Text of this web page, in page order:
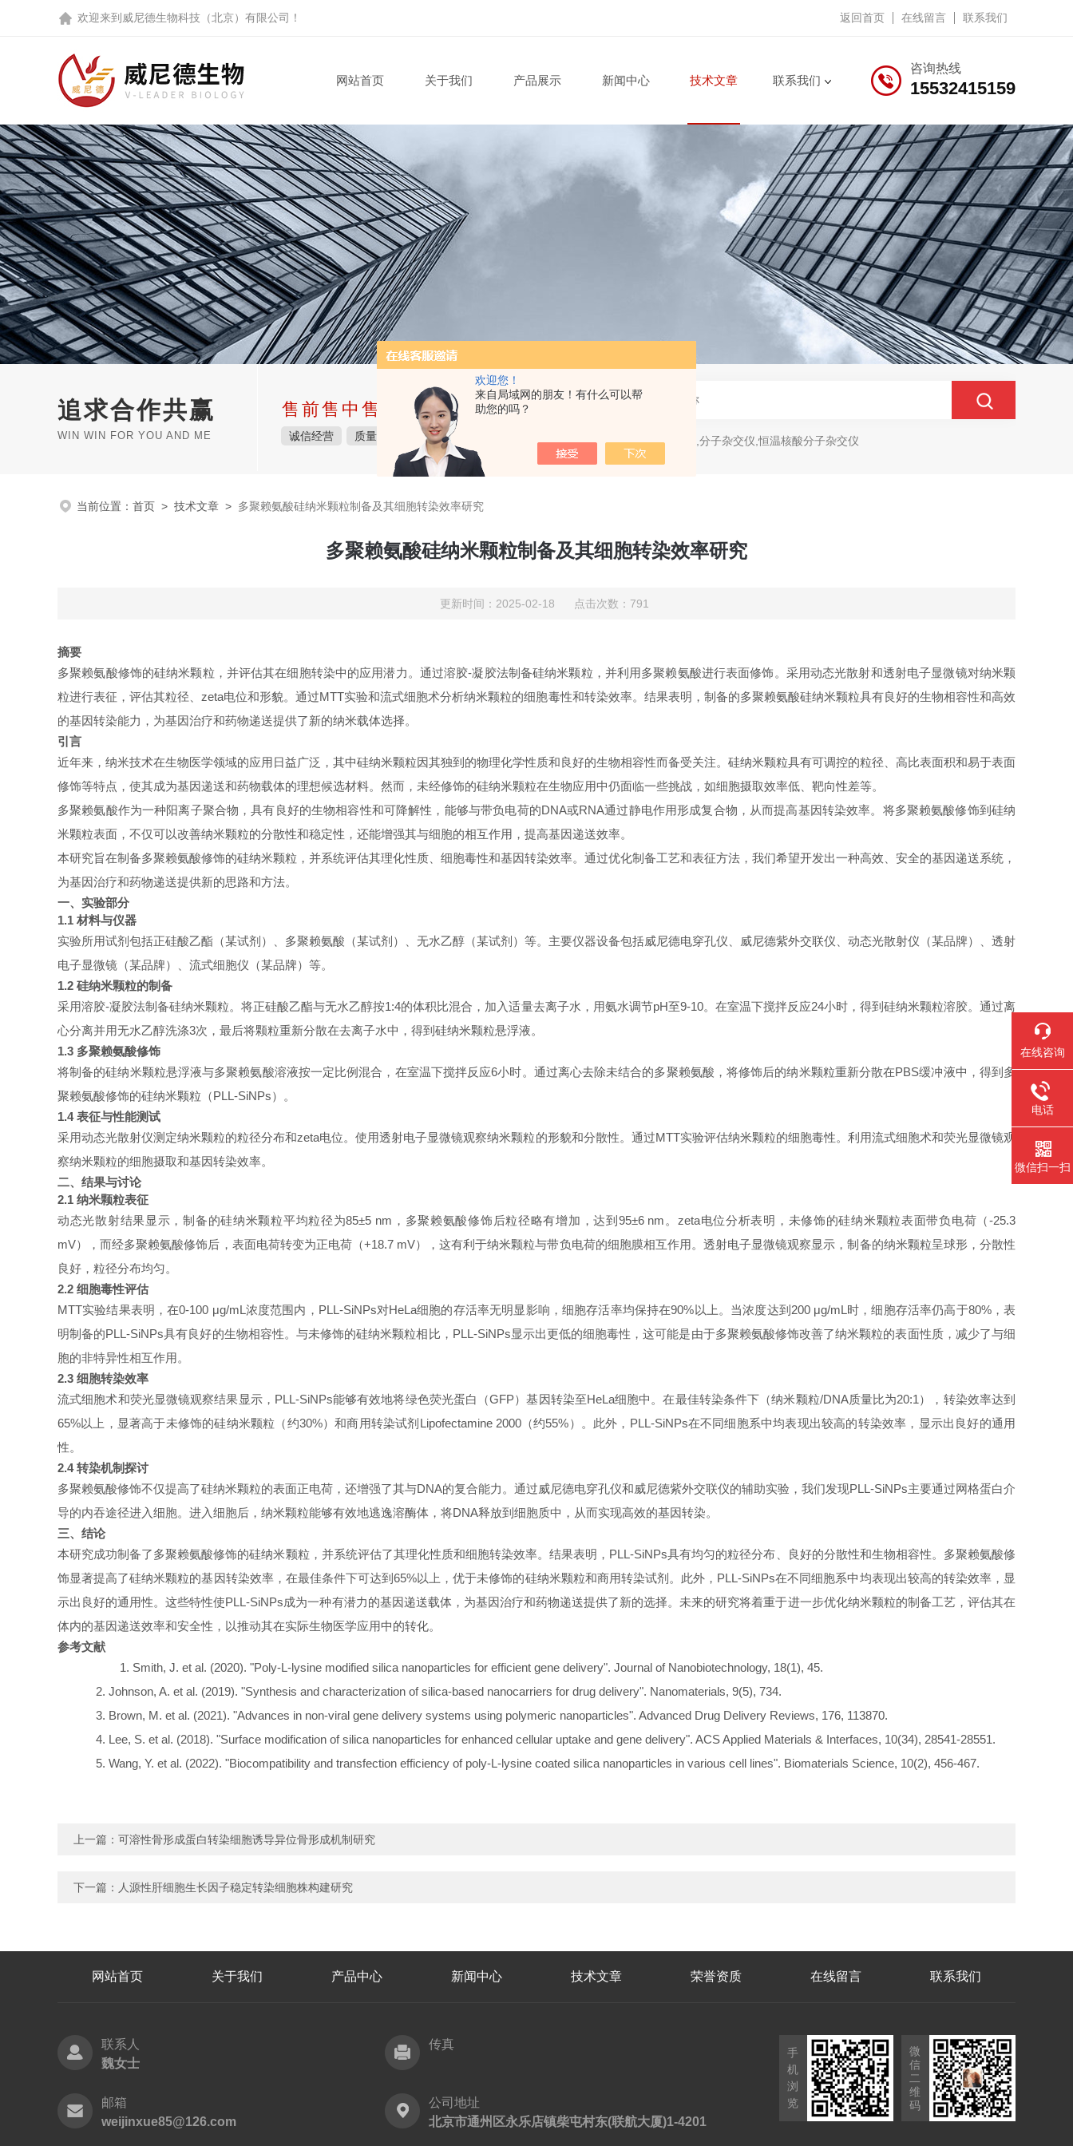
欢迎您！
来自局域网的朋友！有什么可以帮
助您的吗？
欢迎来到 威尼德生物科技（北京）有限公司 ！ 返回首页 在线留言 联系我们
咨询热线
15532415159
网站首页 关于我们 产品展示 新闻中心 技术文章 联系我们
追求合作共赢
WIN WIN FOR YOU AND ME
售前售中售后完整的服务体系
诚信经营 质量保障 价格合理 热门关键词：电穿孔仪,分子杂交仪,恒温核酸分子杂交仪
当前位置： 首页 > 技术文章 > 多聚赖氨酸硅纳米颗粒制备及其细胞转染效率研究
多聚赖氨酸硅纳米颗粒制备及其细胞转染效率研究
更新时间：2025-02-18 点击次数：791
摘要
多聚赖氨酸修饰的硅纳米颗粒，并评估其在细胞转染中的应用潜力。通过溶胶-凝胶法制备硅纳米颗粒，并利用多聚赖氨酸进行表面修饰。采用动态光散射和透射电子显微镜对纳米颗
粒进行表征，评估其粒径、zeta电位和形貌。通过MTT实验和流式细胞术分析纳米颗粒的细胞毒性和转染效率。结果表明，制备的多聚赖氨酸硅纳米颗粒具有良好的生物相容性和高效
的基因转染能力，为基因治疗和药物递送提供了新的纳米载体选择。
引言
近年来，纳米技术在生物医学领域的应用日益广泛，其中硅纳米颗粒因其独到的物理化学性质和良好的生物相容性而备受关注。硅纳米颗粒具有可调控的粒径、高比表面积和易于表面
修饰等特点，使其成为基因递送和药物载体的理想候选材料。然而，未经修饰的硅纳米颗粒在生物应用中仍面临一些挑战，如细胞摄取效率低、靶向性差等。
多聚赖氨酸作为一种阳离子聚合物，具有良好的生物相容性和可降解性，能够与带负电荷的DNA或RNA通过静电作用形成复合物，从而提高基因转染效率。将多聚赖氨酸修饰到硅纳
米颗粒表面，不仅可以改善纳米颗粒的分散性和稳定性，还能增强其与细胞的相互作用，提高基因递送效率。
本研究旨在制备多聚赖氨酸修饰的硅纳米颗粒，并系统评估其理化性质、细胞毒性和基因转染效率。通过优化制备工艺和表征方法，我们希望开发出一种高效、安全的基因递送系统，
为基因治疗和药物递送提供新的思路和方法。
一、实验部分
1.1 材料与仪器
实验所用试剂包括正硅酸乙酯（某试剂）、多聚赖氨酸（某试剂）、无水乙醇（某试剂）等。主要仪器设备包括威尼德电穿孔仪、威尼德紫外交联仪、动态光散射仪（某品牌）、透射
电子显微镜（某品牌）、流式细胞仪（某品牌）等。
1.2 硅纳米颗粒的制备
采用溶胶-凝胶法制备硅纳米颗粒。将正硅酸乙酯与无水乙醇按1:4的体积比混合，加入适量去离子水，用氨水调节pH至9-10。在室温下搅拌反应24小时，得到硅纳米颗粒溶胶。通过离
心分离并用无水乙醇洗涤3次，最后将颗粒重新分散在去离子水中，得到硅纳米颗粒悬浮液。
1.3 多聚赖氨酸修饰
将制备的硅纳米颗粒悬浮液与多聚赖氨酸溶液按一定比例混合，在室温下搅拌反应6小时。通过离心去除未结合的多聚赖氨酸，将修饰后的纳米颗粒重新分散在PBS缓冲液中，得到多
聚赖氨酸修饰的硅纳米颗粒（PLL-SiNPs）。
1.4 表征与性能测试
采用动态光散射仪测定纳米颗粒的粒径分布和zeta电位。使用透射电子显微镜观察纳米颗粒的形貌和分散性。通过MTT实验评估纳米颗粒的细胞毒性。利用流式细胞术和荧光显微镜观
察纳米颗粒的细胞摄取和基因转染效率。
二、结果与讨论
2.1 纳米颗粒表征
动态光散射结果显示，制备的硅纳米颗粒平均粒径为85±5 nm，多聚赖氨酸修饰后粒径略有增加，达到95±6 nm。zeta电位分析表明，未修饰的硅纳米颗粒表面带负电荷（-25.3
mV），而经多聚赖氨酸修饰后，表面电荷转变为正电荷（+18.7 mV），这有利于纳米颗粒与带负电荷的细胞膜相互作用。透射电子显微镜观察显示，制备的纳米颗粒呈球形，分散性
良好，粒径分布均匀。
2.2 细胞毒性评估
MTT实验结果表明，在0-100 μg/mL浓度范围内，PLL-SiNPs对HeLa细胞的存活率无明显影响，细胞存活率均保持在90%以上。当浓度达到200 μg/mL时，细胞存活率仍高于80%，表
明制备的PLL-SiNPs具有良好的生物相容性。与未修饰的硅纳米颗粒相比，PLL-SiNPs显示出更低的细胞毒性，这可能是由于多聚赖氨酸修饰改善了纳米颗粒的表面性质，减少了与细
胞的非特异性相互作用。
2.3 细胞转染效率
流式细胞术和荧光显微镜观察结果显示， PLL-SiNPs能够有效地将绿色荧光蛋白（GFP）基因转染至HeLa细胞中。在最佳转染条件下（纳米颗粒/DNA质量比为20:1），转染效率达到
65%以上，显著高于未修饰的硅纳米颗粒（约30%）和商用转染试剂Lipofectamine 2000（约55%）。此外，PLL-SiNPs在不同细胞系中均表现出较高的转染效率，显示出良好的通用
性。
2.4 转染机制探讨
多聚赖氨酸修饰不仅提高了硅纳米颗粒的表面正电荷，还增强了其与DNA的复合能力。通过威尼德电穿孔仪和威尼德紫外交联仪的辅助实验，我们发现PLL-SiNPs主要通过网格蛋白介
导的内吞途径进入细胞。进入细胞后，纳米颗粒能够有效地逃逸溶酶体，将DNA释放到细胞质中，从而实现高效的基因转染。
三、结论
本研究成功制备了多聚赖氨酸修饰的硅纳米颗粒，并系统评估了其理化性质和细胞转染效率。结果表明， PLL-SiNPs具有均匀的粒径分布、良好的分散性和生物相容性。多聚赖氨酸修
饰显著提高了硅纳米颗粒的基因转染效率，在最佳条件下可达到65%以上，优于未修饰的硅纳米颗粒和商用转染试剂。此外，PLL-SiNPs在不同细胞系中均表现出较高的转染效率，显
示出良好的通用性。这些特性使PLL-SiNPs成为一种有潜力的基因递送载体，为基因治疗和药物递送提供了新的选择。未来的研究将着重于进一步优化纳米颗粒的制备工艺，评估其在
体内的基因递送效率和安全性，以推动其在实际生物医学应用中的转化。
参考文献
1. Smith, J. et al. (2020). "Poly-L-lysine modified silica nanoparticles for efficient gene delivery". Journal of Nanobiotechnology, 18(1), 45.
2. Johnson, A. et al. (2019). "Synthesis and characterization of silica-based nanocarriers for drug delivery". Nanomaterials, 9(5), 734.
3. Brown, M. et al. (2021). "Advances in non-viral gene delivery systems using polymeric nanoparticles". Advanced Drug Delivery Reviews, 176, 113870.
4. Lee, S. et al. (2018). "Surface modification of silica nanoparticles for enhanced cellular uptake and gene delivery". ACS Applied Materials & Interfaces, 10(34), 28541-28551.
5. Wang, Y. et al. (2022). "Biocompatibility and transfection efficiency of poly-L-lysine coated silica nanoparticles in various cell lines". Biomaterials Science, 10(2), 456-467.
上一篇： 可溶性骨形成蛋白转染细胞诱导异位骨形成机制研究
下一篇： 人源性肝细胞生长因子稳定转染细胞株构建研究
网站首页 关于我们 产品中心 新闻中心 技术文章 荣誉资质 在线留言 联系我们
联系人
魏女士
传真
邮箱
weijinxue85@126.com
公司地址
北京市通州区永乐店镇柴屯村东(联航大厦)1-4201
手
机
浏
览
微
信
二
维
码
在线咨询
电话
微信扫一扫